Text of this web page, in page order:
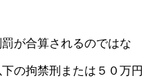
が合算されるのではな
の拘禁刑または５０万円